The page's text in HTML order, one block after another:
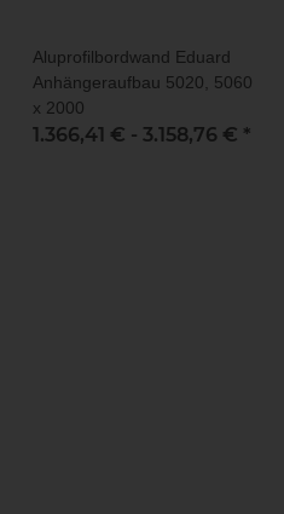
Aluprofilbordwand Eduard
Anhängeraufbau 5020, 5060
x 2000
1.366,41 € - 3.158,76 € *